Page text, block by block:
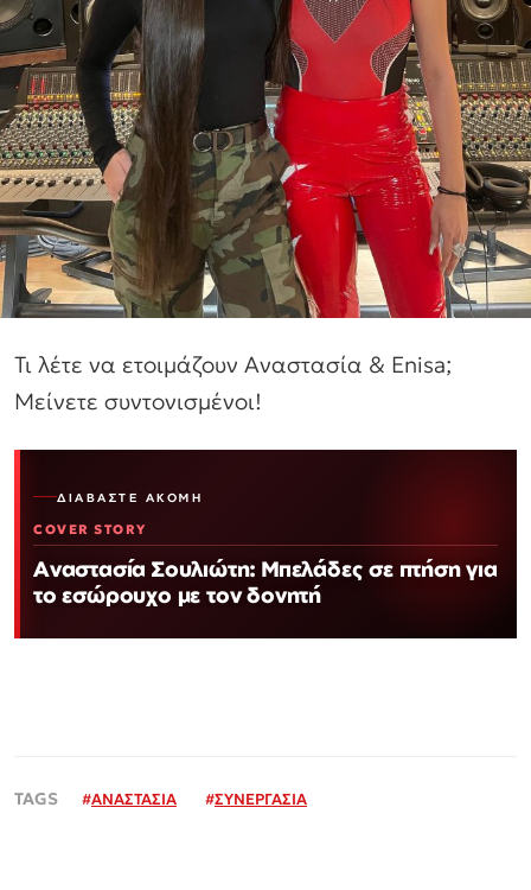
Τι λέτε να ετοιμάζουν Αναστασία & Enisa;
Μείνετε συντονισμένοι!
ΔΙΑΒΆΣΤΕ ΑΚΌΜΗ
COVER STORY
Αναστασία Σουλιώτη: Μπελάδες σε πτήση για
το εσώρουχο με τον δονητή
#ΑΝΑΣΤΑΣΙΑ #ΣΥΝΕΡΓΑΣΙΑ